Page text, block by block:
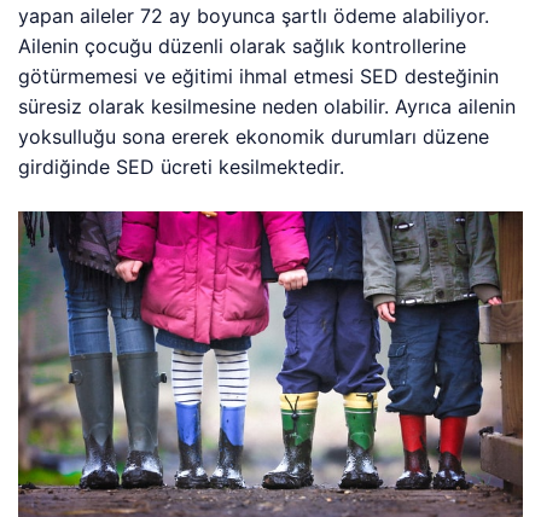
yapan aileler 72 ay boyunca şartlı ödeme alabiliyor.
Ailenin çocuğu düzenli olarak sağlık kontrollerine
götürmemesi ve eğitimi ihmal etmesi SED desteğinin
süresiz olarak kesilmesine neden olabilir. Ayrıca ailenin
yoksulluğu sona ererek ekonomik durumları düzene
girdiğinde SED ücreti kesilmektedir.